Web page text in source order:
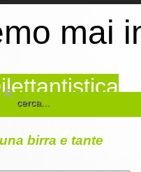
mai
birra e tante